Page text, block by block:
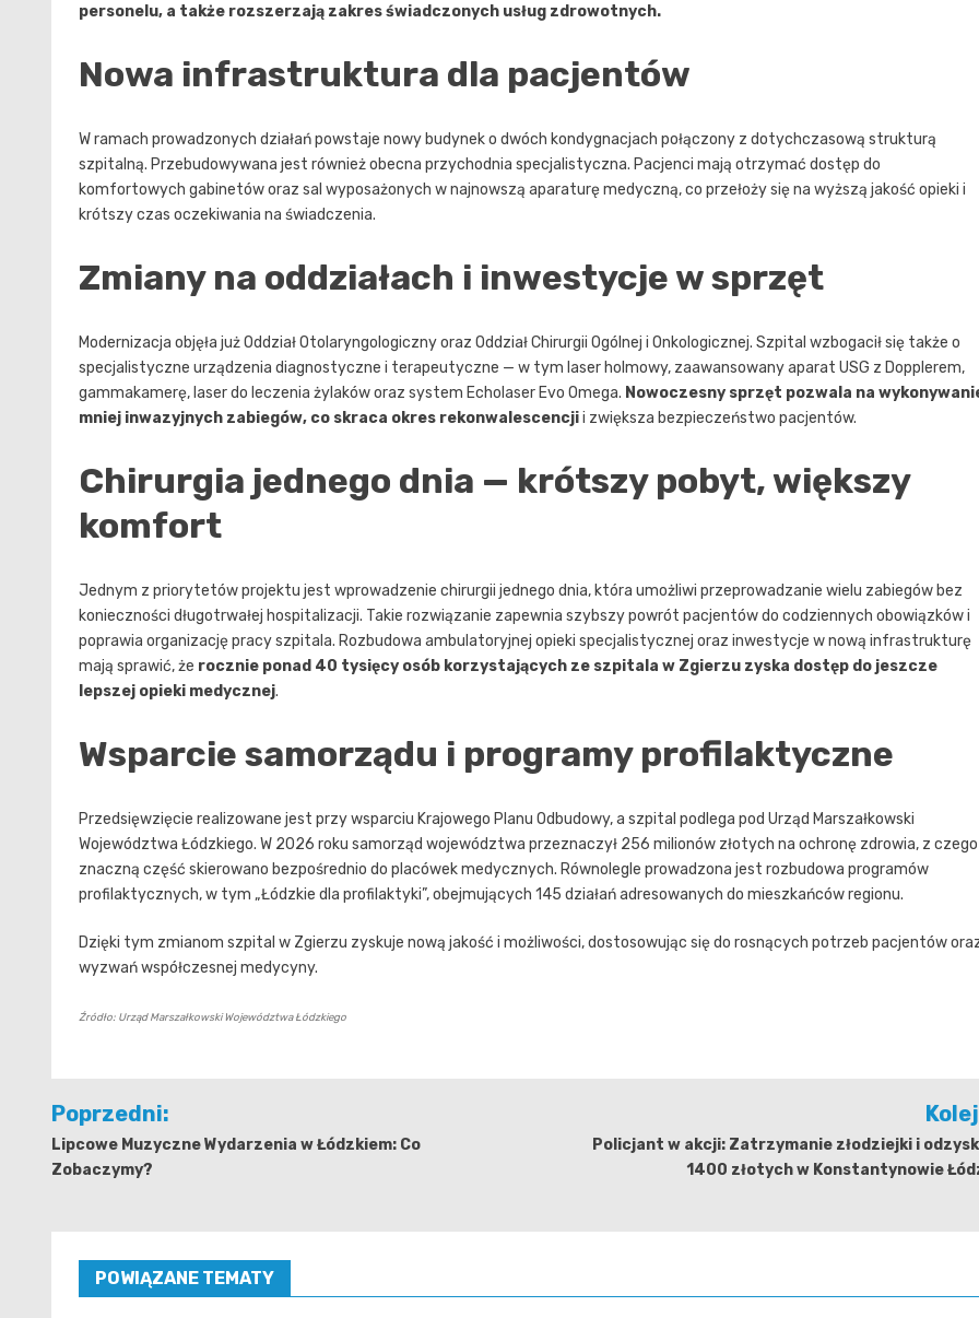
personelu, a także rozszerzają zakres świadczonych usług zdrowotnych.
Nowa infrastruktura dla pacjentów
W ramach prowadzonych działań powstaje nowy budynek o dwóch kondygnacjach połączony z dotychczasową strukturą
szpitalną. Przebudowywana jest również obecna przychodnia specjalistyczna. Pacjenci mają otrzymać dostęp do
komfortowych gabinetów oraz sal wyposażonych w najnowszą aparaturę medyczną, co przełoży się na wyższą jakość opieki i
krótszy czas oczekiwania na świadczenia.
Zmiany na oddziałach i inwestycje w sprzęt
Modernizacja objęła już Oddział Otolaryngologiczny oraz Oddział Chirurgii Ogólnej i Onkologicznej. Szpital wzbogacił się także o
specjalistyczne urządzenia diagnostyczne i terapeutyczne — w tym laser holmowy, zaawansowany aparat USG z Dopplerem,
gammakamerę, laser do leczenia żylaków oraz system Echolaser Evo Omega. Nowoczesny sprzęt pozwala na
mniej inwazyjnych zabiegów, co skraca okres rekonwalescencjii zwiększa bezpieczeństwo pacjentów.
Chirurgia jednego dnia — krótszy pobyt, większy
komfort
Jednym z priorytetów projektu jest wprowadzenie chirurgii jednego dnia, która umożliwi przeprowadzanie wielu zabiegów bez
konieczności długotrwałej hospitalizacji. Takie rozwiązanie zapewnia szybszy powrót pacjentów do codziennych obowiązków i
poprawia organizację pracy szpitala. Rozbudowa ambulatoryjnej opieki specjalistycznej oraz inwestycje w nową infrastrukturę
mają sprawić, że rocznie ponad 40 tysięcy osób korzystających ze szpitala w Zgierzu zyska dostęp do jeszcze
lepszej opieki medycznej.
Wsparcie samorządu i programy profilaktyczne
Przedsięwzięcie realizowane jest przy wsparciu Krajowego Planu Odbudowy, a szpital podlega pod Urząd Marszałkowski
Województwa Łódzkiego. W 2026 roku samorząd województwa przeznaczył 256 milionów złotych na ochronę zdrowia, z czego
znaczną część skierowano bezpośrednio do placówek medycznych. Równolegle prowadzona jest rozbudowa programów
profilaktycznych, w tym „Łódzkie dla profilaktyki”, obejmujących 145 działań adresowanych do mieszkańców regionu.
Dzięki tym zmianom szpital w Zgierzu zyskuje nową jakość i możliwości, dostosowując się do rosnących potrzeb pacjentów
wyzwań współczesnej medycyny.
Źródło: Urząd Marszałkowski Województwa Łódzkiego
Nawigacja
wpisu
Poprzedni:
Lipcowe Muzyczne Wydarzenia w Łódzkiem: Co
Zobaczymy?
Policjant w akcji: Zatrzymanie złodziejki i
1400 złotych w Konstantynowie
POWIĄZANE TEMATY